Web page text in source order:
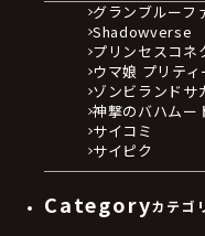
グランブルーフ
Shadowverse
プリンセスコネ
ウマ娘 プリテ
ゾンビランドサ
神撃のバハムー
サイコミ
サイピク
Categoryカテゴ